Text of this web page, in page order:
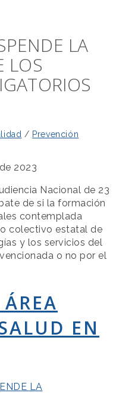
LA
LOS
/ Prevención
2023
Nacional de 23
de si la formación
contemplada
colectivo estatal de
y los servicios del
o no por el
EN
LA